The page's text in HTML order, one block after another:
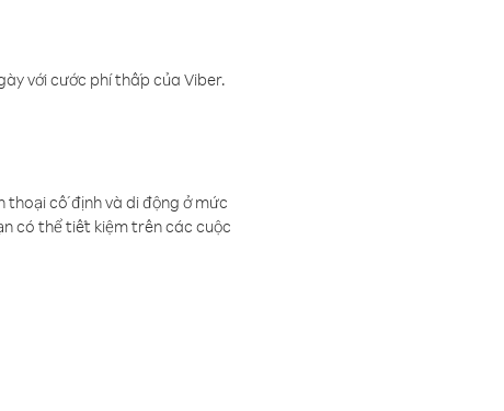
với cước phí thấp của Viber.
cố định và di động ở mức
có thể tiết kiệm trên các cuộc